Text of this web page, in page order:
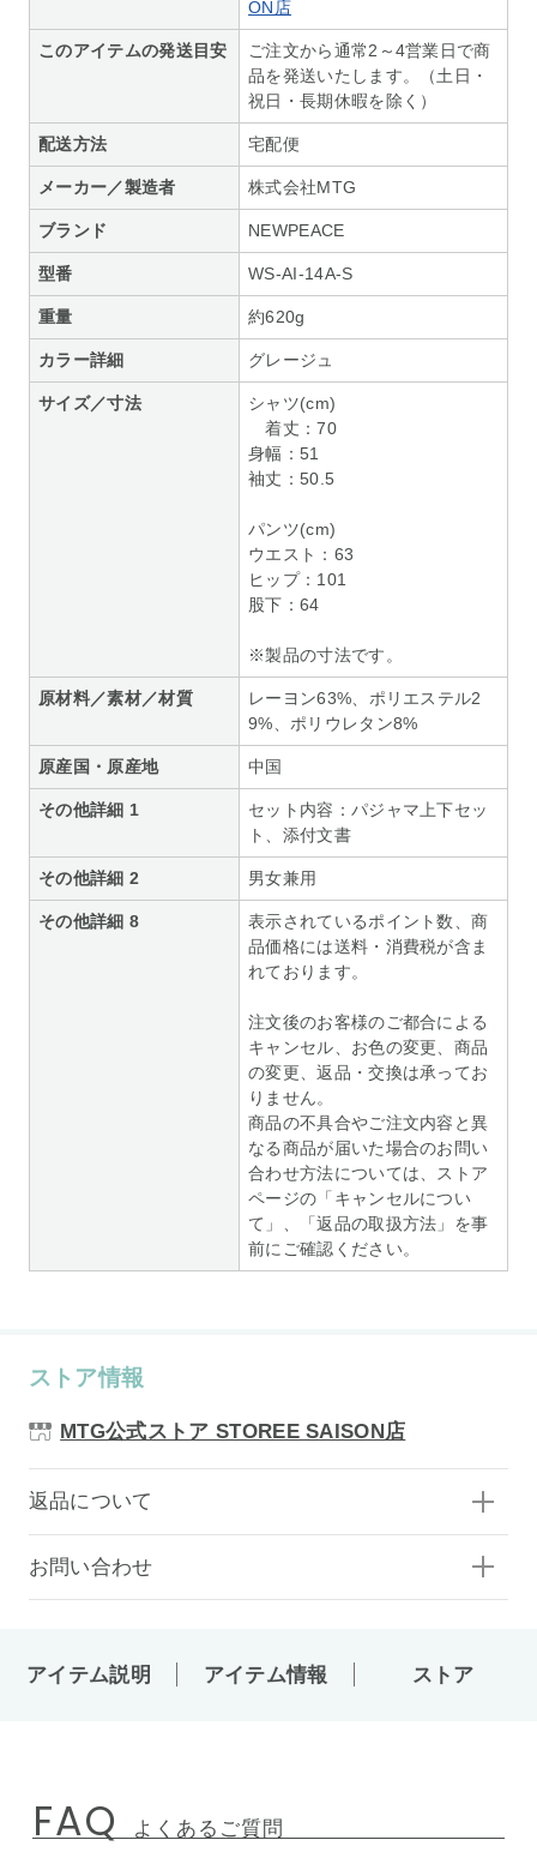
ON店
このアイテムの発送目安
ご注文から通常2～4営業日で商
品を発送いたします。（土日・
祝日・長期休暇を除く）
配送方法 宅配便
メーカー／製造者 株式会社MTG
ブランド NEWPEACE
型番 WS-AI-14A-S
重量 約620g
カラー詳細 グレージュ
サイズ／寸法
シャツ(cm)
着丈：70
身幅：51
袖丈：50.5
パンツ(cm)
ウエスト：63
ヒップ：101
股下：64
※製品の寸法です。
原材料／素材／材質
レーヨン63%、ポリエステル2
9%、ポリウレタン8%
原産国・原産地 中国
その他詳細 1
セット内容：パジャマ上下セッ
ト、添付文書
その他詳細 2 男女兼用
その他詳細 8
表示されているポイント数、商
品価格には送料・消費税が含ま
れております。
注文後のお客様のご都合による
キャンセル、お色の変更、商品
の変更、返品・交換は承ってお
りません。
商品の不具合やご注文内容と異
なる商品が届いた場合のお問い
合わせ方法については、ストア
ページの「キャンセルについ
て」、「返品の取扱方法」を事
前にご確認ください。
ストア情報
MTG公式ストア STOREE SAISON店
返品について
お問い合わせ
アイテム説明 アイテム情報 ストア
FAQ よくあるご質問